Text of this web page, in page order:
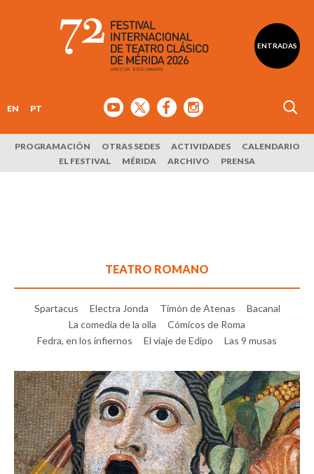
ENTRADAS
EN PT
PROGRAMACIÓN OTRAS SEDES ACTIVIDADES
CALENDARIO
EL FESTIVAL
MÉRIDA ARCHIVO PRENSA
TEATRO ROMANO
Spartacus Electra Jonda Timón de Atenas
Bacanal
La comedia de la olla
Cómicos de Roma
Fedra, en los infiernos
El viaje de Edipo Las 9 musas